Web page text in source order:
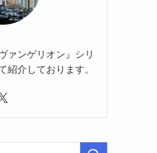
ァンゲリオン』シリ
紹介しております。